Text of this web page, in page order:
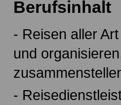
Berufsinhalt
- Reisen aller
und
-